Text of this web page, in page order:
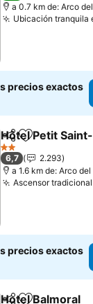
a 0.7 km de: Arco
Ubicación tranquila
precios exactos
CompartirAgregar a
Hôtel Petit
2 Estrellas
6,7
2.293
a 1.6 km de: Arco
Ascensor
precios exactos
Hotel Balmoral